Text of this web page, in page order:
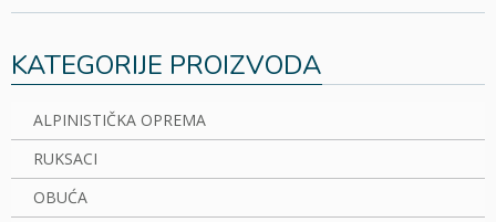
KATEGORIJE PROIZVODA
ALPINISTIČKA OPREMA
RUKSACI
OBUĆA